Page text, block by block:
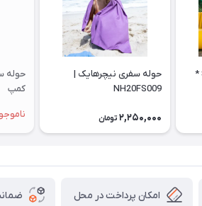
حوله استخر نیچرهایک 80 *
حوله سفری نیچرهایک |
NH20FS009
2,250,000 تومان
حوله
کمپ
امکان پرداخت در محل